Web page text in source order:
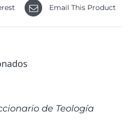
Email This Product
de Teología